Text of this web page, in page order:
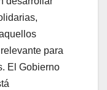
para
El Gobierno